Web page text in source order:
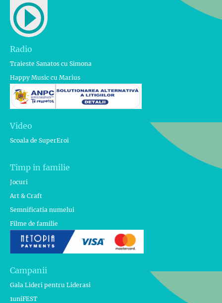
Radio
Traieste Sanatos cu Simona
Happy Music cu Marius
Video
Scoala de SuperEroi
Timp in familie
Jocuri
Art & Craft
Semnificatia numelui
Filme de familie
Campanii
Gala Lideri pentru Liderasi
1uniFEST